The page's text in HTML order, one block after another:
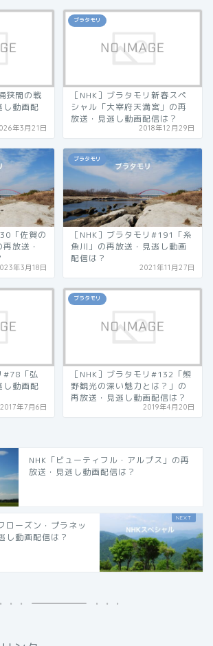
狭間の戦
し動画配
年3月21日
ブラタモリ
［NHK］ブラタモリ新春スペ
シャル「大宰府天満宮」の再
放送・見逃し動画配信は？
2018年12月29日
「佐賀の
放送・
年3月18日
ブラタモリ
［NHK］ブラタモリ#191「糸
魚川」の再放送・見逃し動画
配信は？
2021年11月27日
#78「弘
し動画配
2017年7月6日
ブラタモリ
［NHK］ブラタモリ#132「熊
野観光の深い魅力とは？」の
再放送・見逃し動画配信は？
2019年4月20日
NHK「ビューティフル・アルプス」の再
放送・見逃し動画配信は？
ローズン・プラネッ
し動画配信は？